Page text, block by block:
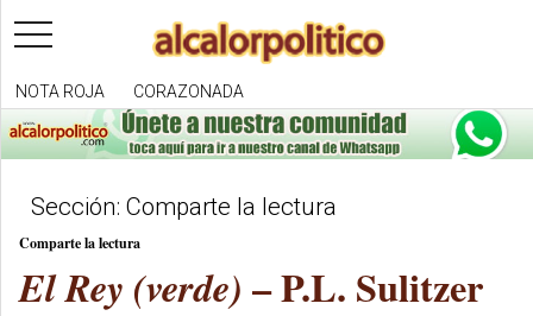
toggle
navigation
NOTA ROJA CORAZONADA
Sección: Comparte la lectura
Comparte la lectura
El Rey (verde) – P.L. Sulitzer